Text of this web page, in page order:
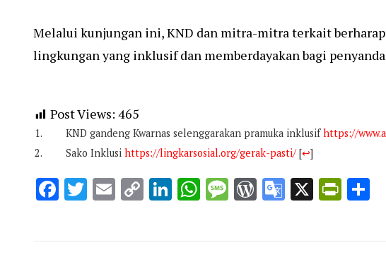
Melalui kunjungan ini, KND dan mitra-mitra terkait
lingkungan yang inklusif dan memberdayakan bagi
Post Views: 465
KND gandeng Kwarnas selenggarakan pramuka inklusifhttps://
Sako Inklusi https://lingkarsosial.org/gerak-pasti/[↩]
Facebook
Twitter
EmailCopyLinkedIn
WhatsApp
Message
WordPress
Google
X